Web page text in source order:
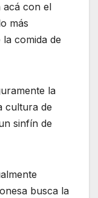
acá con el
más
comida de
la
cultura de
sinfín de
busca la